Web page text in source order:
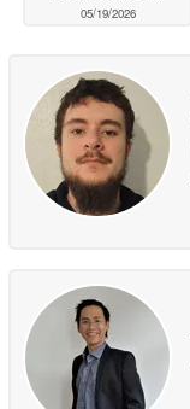
05/19/2026